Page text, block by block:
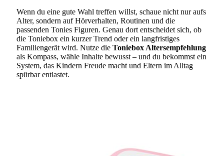
Wenn du eine gute Wahl treffen willst, schaue nicht nur aufs
Alter, sondern auf Hörverhalten, Routinen und die
passenden Tonies Figuren. Genau dort entscheidet sich, ob
die Toniebox ein kurzer Trend oder ein langfristiges
Familiengerät wird. Nutze die Toniebox Altersempfehlung
als Kompass, wähle Inhalte bewusst – und du bekommst ein
System, das Kindern Freude macht und Eltern im Alltag
spürbar entlastet.